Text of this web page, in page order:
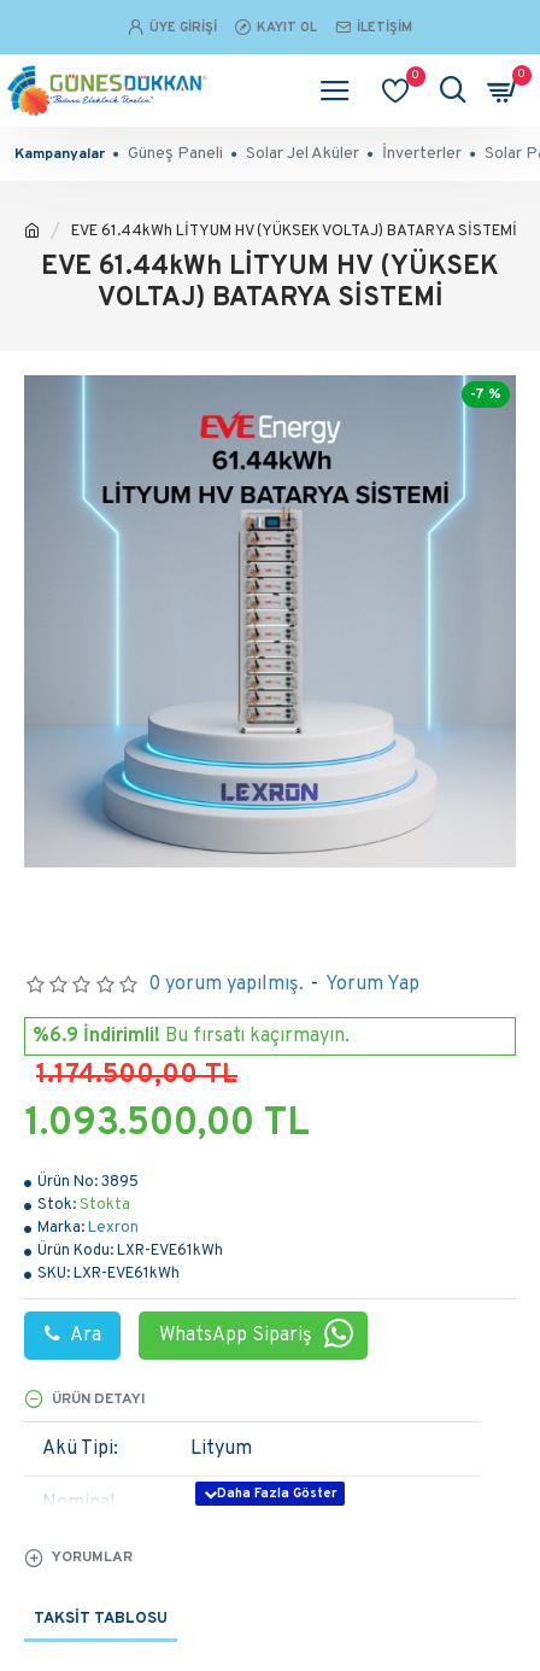
ÜYE GIRIŞI KAYIT OL İLETIŞIM
0 0
Kampanyalar Güneş Paneli Solar Jel Aküler İnverterler Solar
EVE 61.44kWh LİTYUM HV (YÜKSEK VOLTAJ) BATARYA SİSTEMİ
EVE 61.44kWh LİTYUM HV (YÜKSEK
VOLTAJ) BATARYA SİSTEMİ
-7 %
Ürün No:3895
Stok:Stokta
Marka:Lexron
Ürün Kodu:LXR-EVE61kWh
SKU:LXR-EVE61kWh
Ara WhatsApp Sipariş
0 yorum yapılmış. - Yorum Yap
%6.9 İndirimli! Bu fırsatı kaçırmayın.
1.174.500,00 TL
1.093.500,00 TL
ÜRÜN DETAYI
Akü Tipi: Lityum
Nominal
Voltajı
Aralığı:
YORUMLAR
TAKSIT TABLOSU